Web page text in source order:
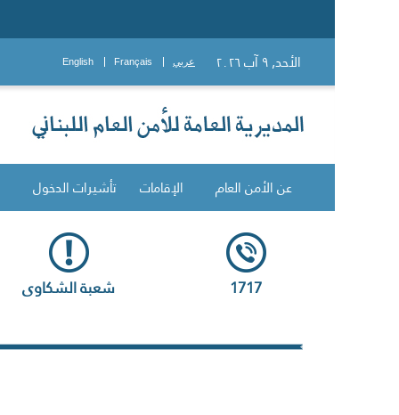
الأحد, ٩ آب ٢٠٢٦ عربي Français
English
عن الأمن العام الإقامات تأشيرات الدخول
1717 شعبة الشكاوى